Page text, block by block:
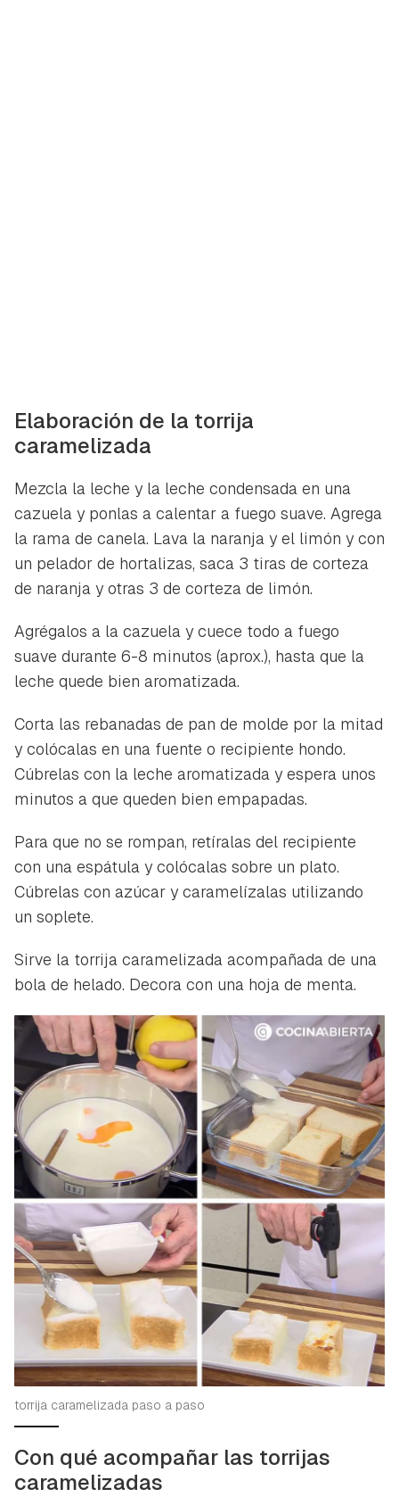
Guardar como favorito
iniciar sesión con tu cuenta de Hogarmanía.
INICIAR SESIÓN CANCELAR
Elaboración de la torrija
caramelizada
Mezcla la leche y la leche condensada en una
cazuela y ponlas a calentar a fuego suave. Agrega
la rama de canela. Lava la naranja y el limón y con
un pelador de hortalizas, saca 3 tiras de corteza
de naranja y otras 3 de corteza de limón.
Agrégalos a la cazuela y cuece todo a fuego
suave durante 6-8 minutos (aprox.), hasta que la
leche quede bien aromatizada.
Corta las rebanadas de pan de molde por la mitad
y colócalas en una fuente o recipiente hondo.
Cúbrelas con la leche aromatizada y espera unos
minutos a que queden bien empapadas.
Para que no se rompan, retíralas del recipiente
con una espátula y colócalas sobre un plato.
Cúbrelas con azúcar y caramelízalas utilizando
un soplete.
Sirve la torrija caramelizada acompañada de una
bola de helado. Decora con una hoja de menta.
torrija caramelizada paso a paso
Con qué acompañar las torrijas
caramelizadas
Contenido enviado
Gracias por suscribirte a nuestro boletín.
ACEPTAR